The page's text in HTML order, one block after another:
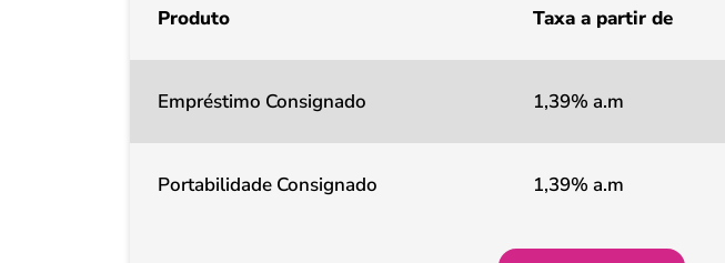
Produto Taxa a partir de
Empréstimo Consignado 1,39% a.m
Portabilidade Consignado 1,39% a.m